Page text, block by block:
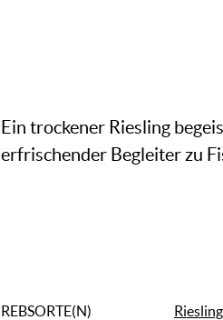
Ein trockener Riesling
erfrischender Begleiter zu
REBSORTE(N) Riesling